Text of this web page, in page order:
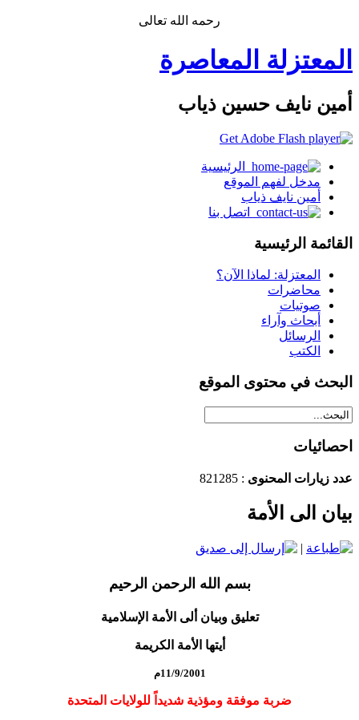
رحمه الله تعالى
المعتزلة المعاصرة
أمين نايف حسين ذياب
الرئيسية
مدخل لفهم الموقع
أمين نايف ذياب
اتصل بنا
القائمة الرئيسية
المعتزلة: لماذا الآن؟
محاضرات
صوتيات
أبحاث وآراء
الرسائل
الكتب
البحث في محتوى الموقع
احصائيات
عدد زيارات المحنوى : 821285
بيان الى الأمة
|
بسم الله الرحمن الرحيم
تعليق وبيان ألى الأمة الإسلامية
أيتها الأمة الكريمة
11/9/2001م
ضربة موفقة ومؤذية شديداً للولايات المتحدة